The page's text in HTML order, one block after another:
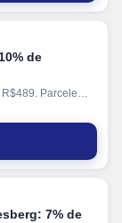
de
Parcele
cartão. Ganhe
via PIX.
7% de